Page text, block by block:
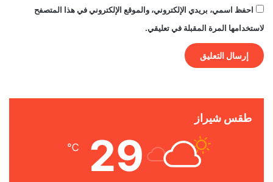
احفظ اسمي، بريدي الإلكتروني، والموقع الإلكتروني في هذا المتصفح
لاستخدامها المرة المقبلة في تعليقي.
طقس شيراز
29
℃